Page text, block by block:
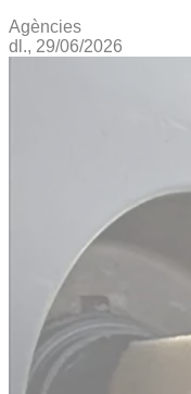
Agències
dl., 29/06/2026